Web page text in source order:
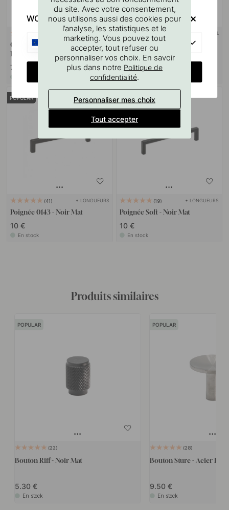
Gabarit De Perçage Pour
Poignées Et Boutons
7 €
SUPPORT MURAL
Goupille à vis M4x50mm 1
pièce
1.10 €
En stock
POPULAR
41 + LONGUEURS
Poignée 0143 - Noir Mat
10 €
En stock
19 + LONGUEURS
Poignée Soft - Noir Mat
10 €
En stock
Produits similaires
POPULAR
22
Bouton Riff - Noir Mat
5.30
En stock
POPULAR
28
Bouton Sture - Acier
9.50
En stock
du site. Avec votre consentement,
nous utilisons aussi des cookies pour
l’analyse, les statistiques et le
marketing. Vous pouvez tout
accepter, tout refuser ou
personnaliser vos choix. En savoir
plus dans notre Politique de
confidentialité.
Personnaliser mes choix
Tout accepter
WOULD YOU RATHER VISIT?
CHANGE COUNTRY